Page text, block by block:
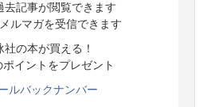
去記事が閲覧できます
ルマガを受信できます
社の本が買える！
イントをプレゼント
ルバックナンバー